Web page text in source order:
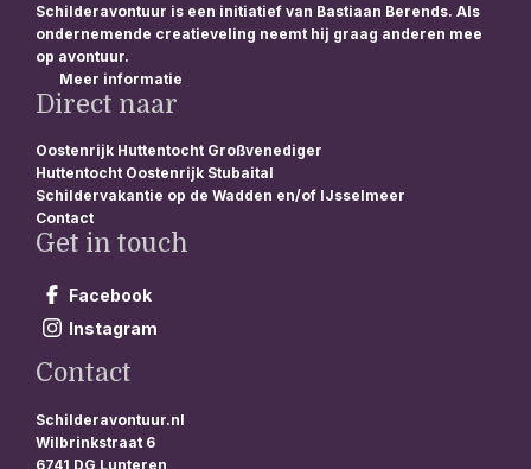
Schilderavontuur is een initiatief van Bastiaan Berends. Als
ondernemende creatieveling neemt hij graag anderen mee
op avontuur.
Meer informatie
Direct naar
Oostenrijk Huttentocht Großvenediger
Huttentocht Oostenrijk Stubaital
Schildervakantie op de Wadden en/of IJsselmeer
Contact
Get in touch
Facebook
Instagram
Contact
Schilderavontuur.nl
Wilbrinkstraat 6
6741 DG Lunteren